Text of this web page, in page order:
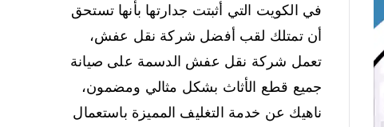
في الكويت التي أثبتت جدارتها بأنها تستحق
أن تمتلك لقب أفضل شركة نقل عفش،
تعمل شركة نقل عفش الدسمة على صيانة
جميع قطع الأثاث بشكل مثالي ومضمون،
ناهيك عن خدمة التغليف المميزة باستعمال